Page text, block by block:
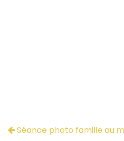
Séance photo famille au